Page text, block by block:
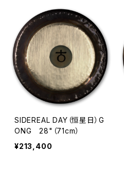
SIDEREAL DAY（恒星日）G
ONG 28"（71cm）
¥213,400